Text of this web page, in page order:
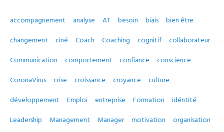
accompagnement analyse AT besoin biais
bien être
changement
ciné Coach Coaching cognitif
collaborateur
Communication
comportement confiance
conscience
CoronaVirus
crise croissance croyance
culture
développement
Emploi entreprise Formation
idéntité
Leadership
Management Manager motivation
organisation